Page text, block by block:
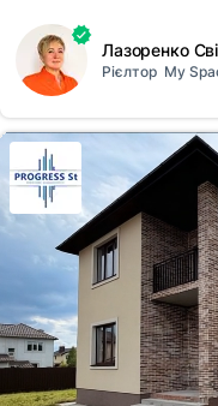
під’їзд. Основні
116м², кухня – 14 м².
каналізація, підвал,
системи водозабезпечення,
працюють!! В будинку
Інфраструктура та
парк, озеро Шкільний
Лазоренко
Рієлтор My